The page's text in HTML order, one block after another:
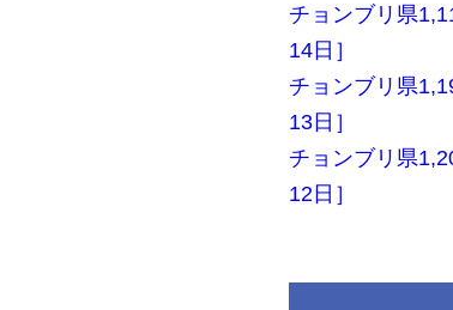
チョンブリ県
14日］
チョンブリ県
13日］
チョンブリ県
12日］